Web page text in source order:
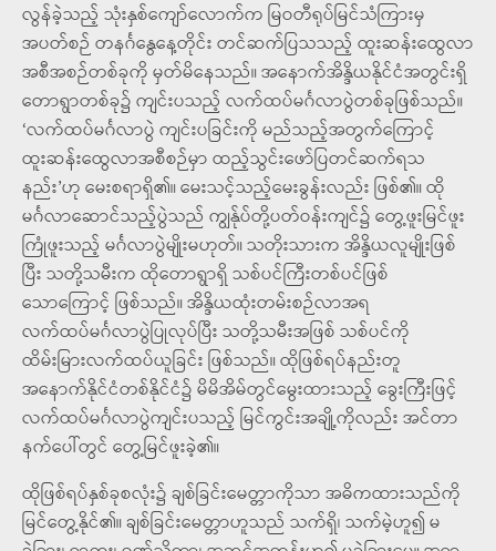
လွန်ခဲ့သည့် သုံးနှစ်ကျော်လောက်က မြဝတီရုပ်မြင်သံကြားမှ
အပတ်စဉ် တနင်္ဂနွေနေ့တိုင်း တင်ဆက်ပြသသည့် ထူးဆန်းထွေလာ
အစီအစဉ်တစ်ခုကို မှတ်မိနေသည်။ အနောက်အိန္ဒိယနိုင်ငံအတွင်းရှိ
တောရွာတစ်ခု၌ ကျင်းပသည့် လက်ထပ်မင်္ဂလာပွဲတစ်ခုဖြစ်သည်။
‘လက်ထပ်မင်္ဂလာပွဲ ကျင်းပခြင်းကို မည်သည့်အတွက်ကြောင့်
ထူးဆန်းထွေလာအစီစဉ်မှာ ထည့်သွင်းဖော်ပြတင်ဆက်ရသ
နည်း’ဟု မေးစရာရှိ၏။ မေးသင့်သည့်မေးခွန်းလည်း ဖြစ်၏။ ထို
မင်္ဂလာဆောင်သည့်ပွဲသည် ကျွန်ုပ်တို့ပတ်ဝန်းကျင်၌ တွေ့ဖူးမြင်ဖူး
ကြုံဖူးသည့် မင်္ဂလာပွဲမျိုးမဟုတ်။ သတိုးသားက အိန္ဒိယလူမျိုးဖြစ်
ပြီး သတို့သမီးက ထိုတောရွာရှိ သစ်ပင်ကြီးတစ်ပင်ဖြစ်
သောကြောင့် ဖြစ်သည်။ အိန္ဒိယထုံးတမ်းစဉ်လာအရ
လက်ထပ်မင်္ဂလာပွဲပြုလုပ်ပြီး သတို့သမီးအဖြစ် သစ်ပင်ကို
ထိမ်းမြားလက်ထပ်ယူခြင်း ဖြစ်သည်။ ထိုဖြစ်ရပ်နည်းတူ
အနောက်နိုင်ငံတစ်နိုင်ငံ၌ မိမိအိမ်တွင်မွေးထားသည့် ခွေးကြီးဖြင့်
လက်ထပ်မင်္ဂလာပွဲကျင်းပသည့် မြင်ကွင်းအချို့ကိုလည်း အင်တာ
နက်ပေါ်တွင် တွေ့မြင်ဖူးခဲ့၏။
ထိုဖြစ်ရပ်နှစ်ခုစလုံး၌ ချစ်ခြင်းမေတ္တာကိုသာ အဓိကထားသည်ကို
မြင်တွေ့နိုင်၏။ ချစ်ခြင်းမေတ္တာဟူသည် သက်ရှိ၊ သက်မဲ့ဟူ၍ မ